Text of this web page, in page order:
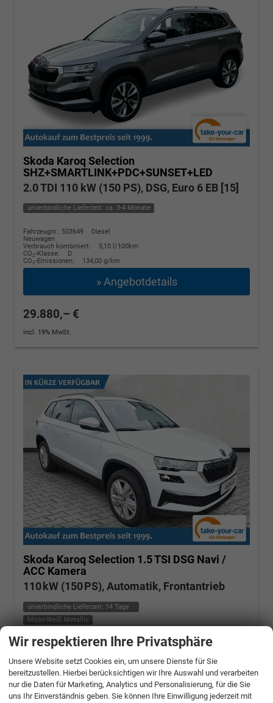
Skoda Karoq Selection
SHZ+SMARTLINK+PDC+SUNSET+LED
2.0 TDI 110 kW (150 PS), DSG, Euro 6 EB [15]
unverbindliche Lieferzeit: ca. 3-4 Monate
Fahrzeugnr.: 503649
Diesel
Neuwagen
Verbrauch kombiniert:
5,10 l/100km
CO2-Klasse:
D
CO2-Emissionen: 134,00 g/km
» Angebotdetails
29.880,– €
incl. 19% MwSt.
Skoda Karoq Selection 1.5 TSI DSG Navi /
ACC Kamera
110 kW (150 PS), Automatik, Frontantrieb
unverbindliche Lieferzeit: 14 Tage
Moon-Weiß Metallic
Fahrzeugnr.: 506662
Benzin
Fahrzeug mit Tageszulassung
Verbrauch kombiniert:
6,20 l/100km
CO -Klasse:
E
CO2-Emissionen: 140,00 g/km
» Angebotdetails
Wir respektieren Ihre Privatsphäre
Unsere Website setzt Cookies ein, um unsere Dienste für Sie
bereitzustellen. Hierbei berücksichtigen wir Ihre Auswahl und verarbeiten
nur die Daten für Marketing, Analytics und Personalisierung, für die Sie
uns Ihr Einverständnis geben. Sie können Ihre Einwilligung jederzeit mit